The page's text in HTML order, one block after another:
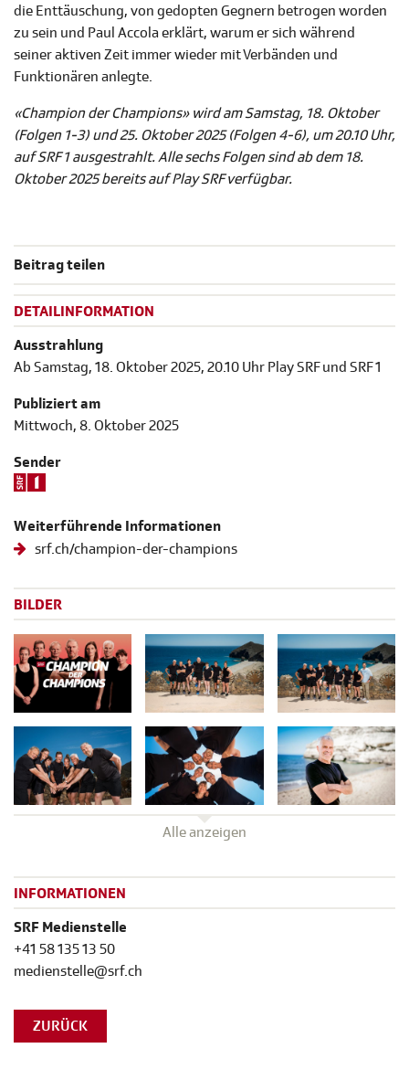
die Enttäuschung, von gedopten Gegnern betrogen worden
zu sein und Paul Accola erklärt, warum er sich während
seiner aktiven Zeit immer wieder mit Verbänden und
Funktionären anlegte.
«Champion der Champions» wird am Samstag, 18. Oktober
(Folgen 1-3) und 25. Oktober 2025 (Folgen 4-6), um 20.10 Uhr,
auf SRF 1 ausgestrahlt. Alle sechs Folgen sind ab dem 18.
Oktober 2025 bereits auf Play SRF verfügbar.
Beitrag teilen
DETAILINFORMATION
Ausstrahlung
Ab Samstag, 18. Oktober 2025, 20.10 Uhr Play SRF und SRF 1
Publiziert am
Mittwoch, 8. Oktober 2025
Sender
Weiterführende Informationen
srf.ch/champion-der-champions
BILDER
Alle anzeigen
INFORMATIONEN
SRF Medienstelle
+41 58 135 13 50
medienstelle@srf.ch
ZURÜCK